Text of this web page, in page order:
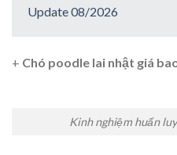
Update 08/2026
+ Chó poodle lai nhật giá
Kinh nghiệm huấn